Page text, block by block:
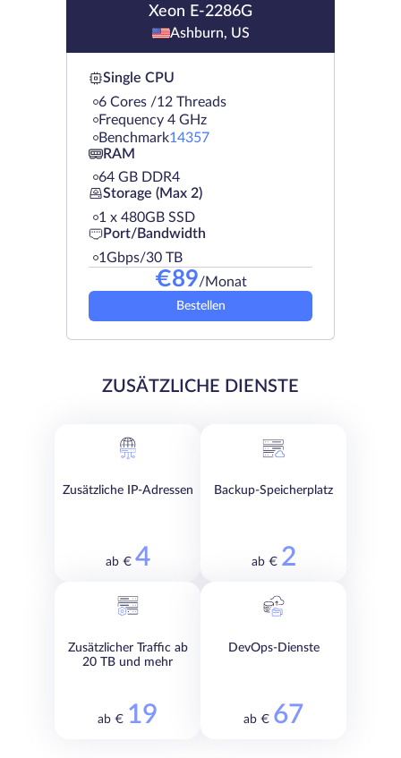
Xeon E-2286G
Ashburn, US
Single CPU
6 Cores /12 Threads
Frequency 4 GHz
Benchmark14357
RAM
64 GB DDR4
Storage (Max 2)
1 х 480GB SSD
Port/Bandwidth
1Gbps/30 TB
€89/Monat
Bestellen
ZUSÄTZLICHE DIENSTE
Zusätzliche IP-Adressen
ab € 4
Backup-Speicherplatz
ab € 2
Zusätzlicher Traffic ab
20 TB und mehr
ab € 19
DevOps-Dienste
ab € 67